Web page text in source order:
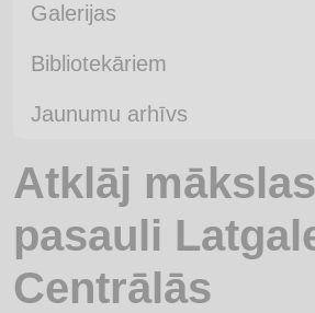
Galerijas
Bibliotekāriem
Jaunumu arhīvs
Atklāj mākslas
pasauli
Centrālās